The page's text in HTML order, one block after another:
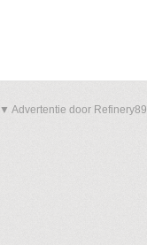
▼ Advertentie door Refinery89